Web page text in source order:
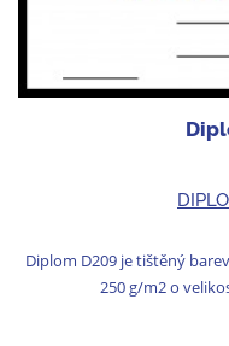
Diplom D209 je tištěný
250 g/m2 o